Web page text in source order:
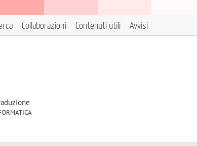
Collaborazioni Contenuti utili Avvisi